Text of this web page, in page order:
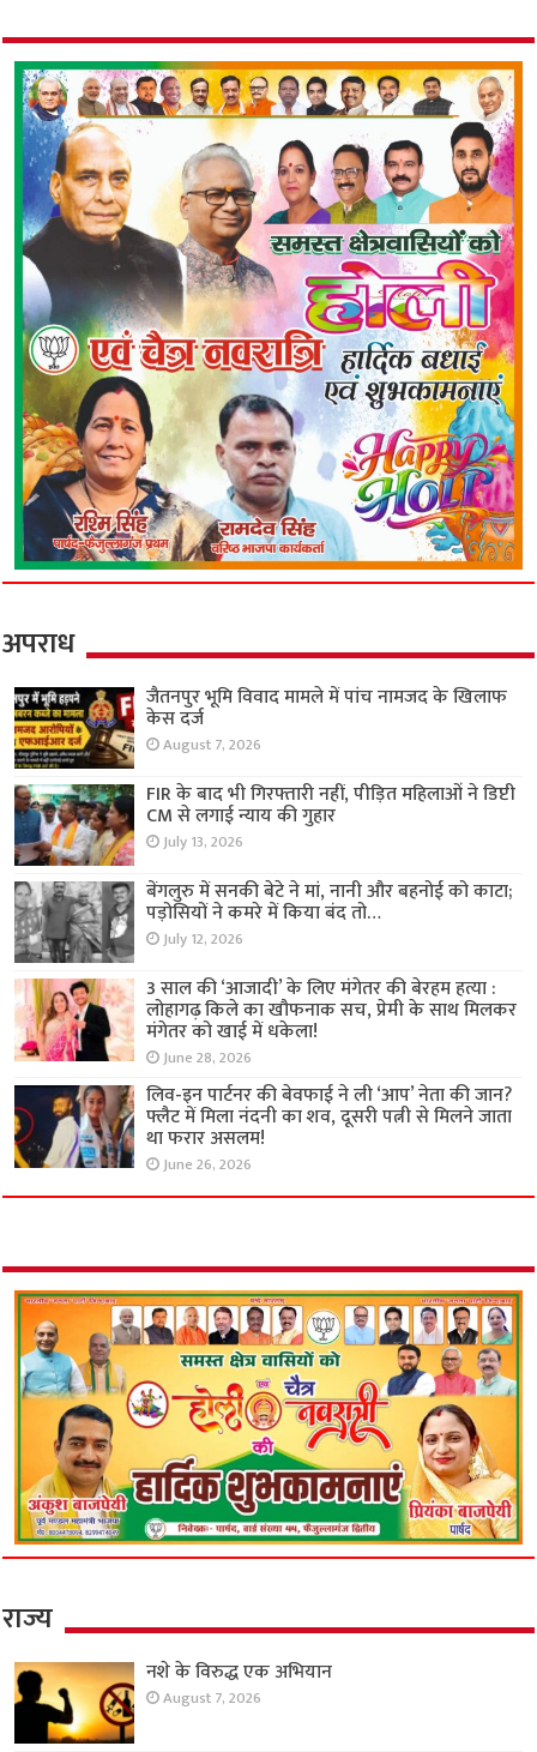
अपराध
जैतनपुर भूमि विवाद मामले में पांच नामजद के खिलाफ
केस दर्ज
August 7, 2026
FIR के बाद भी गिरफ्तारी नहीं, पीड़ित महिलाओं ने डिप्टी
CM से लगाई न्याय की गुहार
July 13, 2026
बेंगलुरु में सनकी बेटे ने मां, नानी और बहनोई को काटा;
पड़ोसियों ने कमरे में किया बंद तो…
July 12, 2026
3 साल की ‘आजादी’ के लिए मंगेतर की बेरहम हत्या :
लोहागढ़ किले का खौफनाक सच, प्रेमी के साथ मिलकर
मंगेतर को खाई में धकेला!
June 28, 2026
लिव-इन पार्टनर की बेवफाई ने ली ‘आप’ नेता की जान?
फ्लैट में मिला नंदनी का शव, दूसरी पत्नी से मिलने जाता
था फरार असलम!
June 26, 2026
राज्य
नशे के विरुद्ध एक अभियान
August 7, 2026